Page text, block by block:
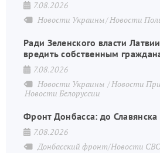
7.08.2026
Новости Украины Новости
Ради Зеленского власти
вредить собственным
7.08.2026
Новости Украины
Новости
Новости Белоруссии
Фронт Донбасса: до
7.08.2026
Донбасский фронт/Новости